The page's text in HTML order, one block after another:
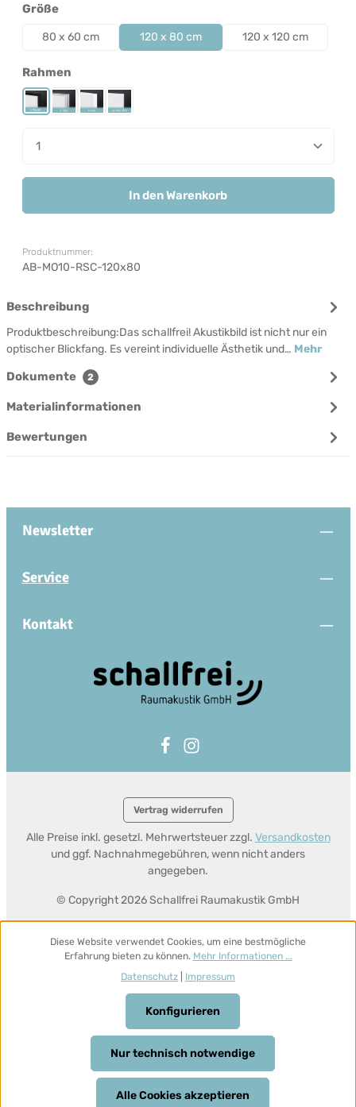
Größeauswählen
80 x 60 cm 120 x 80 cm 120 x 120 cm
Rahmenauswählen
Rahmen Schwarz
Rahmen Silber
Rahmen Weiß
Rahmenlos
Produkt Anzahl: Gib den gewünschten Wert ein
In den Warenkorb
Produktnummer:
AB-MO10-RSC-120x80
Beschreibung
Produktbeschreibung:Das schallfrei! Akustikbild ist nicht nur ein
optischer Blickfang. Es vereint individuelle Ästhetik und… Mehr
Dokumente 2
Materialinformationen
Bewertungen
Newsletter
Service
Kontakt
Vertrag widerrufen
© Copyright 2026 Schallfrei Raumakustik GmbH
Alle Preise inkl. gesetzl. Mehrwertsteuer zzgl. Versandkosten
und ggf. Nachnahmegebühren, wenn nicht anders
angegeben.
Diese Website verwendet Cookies, um eine bestmögliche
Erfahrung bieten zu können. Mehr Informationen ...
Datenschutz
Impressum
Nur technisch notwendige
Konfigurieren
Alle Cookies akzeptieren